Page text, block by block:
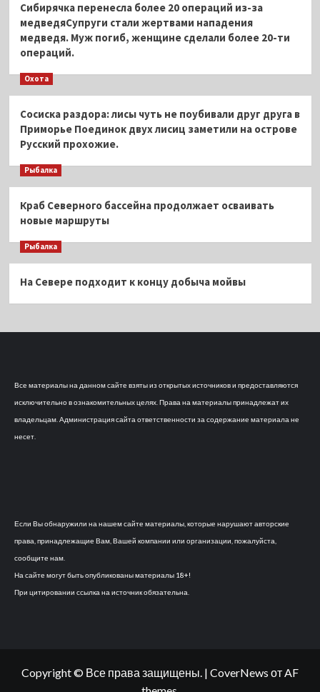
Сибирячка перенесла более 20 операций из-за
медведяСупруги стали жертвами нападения
медведя. Муж погиб, женщине сделали более 20-ти
операций.
Охота
Сосиска раздора: лисы чуть не поубивали друг друга в
Приморье Поединок двух лисиц заметили на острове
Русский прохожие.
Рыбалка
Краб Северного бассейна продолжает осваивать
новые маршруты
Рыбалка
На Севере подходит к концу добыча мойвы
Все материалы на данном сайте взяты из открытых источников и предоставляются
исключительно в ознакомительных целях. Права на материалы принадлежат их
владельцам. Администрация сайта ответственности за содержание материала не
несет.
Если Вы обнаружили на нашем сайте материалы, которые нарушают авторские
права, принадлежащие Вам, Вашей компании или организации, пожалуйста,
сообщите нам.
На сайте могут быть опубликованы материалы 18+!
При цитировании ссылка на источник обязательна.
Copyright © Все права защищены. | CoverNews от AF